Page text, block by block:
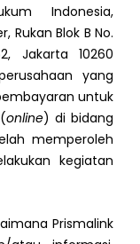
Indonesia,
Rukan Blok B No.
Jakarta 10260
yang
untuk
online) di bidang
memperoleh
kegiatan
Prismalink